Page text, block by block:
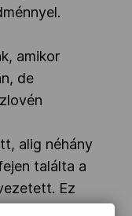
amikor
de
alig néhány
találta a
Ez